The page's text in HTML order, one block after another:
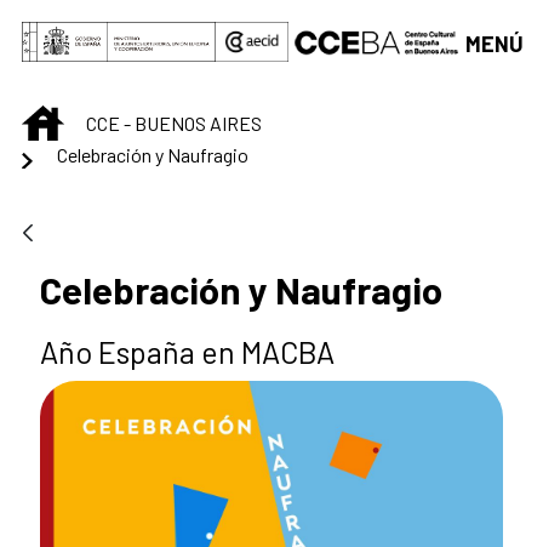
Saltar al contenido principal
MENÚ
INICIOCCE - BUENOS AIRES
Celebración y Naufragio
Celebración y Naufragio
Año España en MACBA